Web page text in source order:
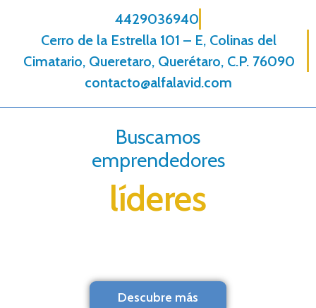
4429036940
Cerro de la Estrella 101 – E, Colinas del
Cimatario, Queretaro, Querétaro, C.P. 76090
contacto@alfalavid.com
Buscamos
emprendedores
líderes
Descubre más